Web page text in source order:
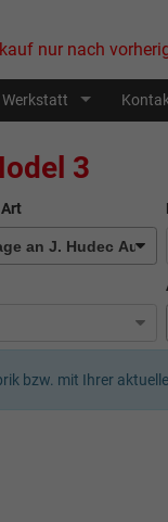
nur nach
Werkstatt
3
bzw. mit Ihrer